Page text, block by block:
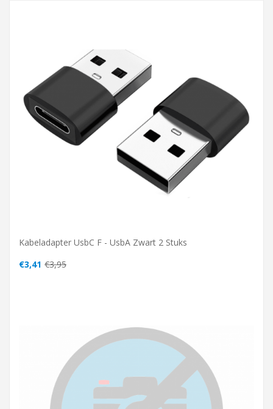
Kabeladapter UsbC F - UsbA Zwart 2 Stuks
€3,41 €3,95